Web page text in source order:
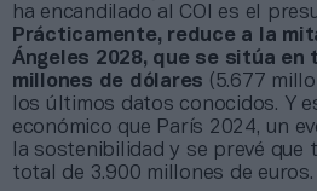
ha encandilado al COI es el
Prácticamente, reduce a la
Ángeles 2028, que se sitúa en
millones de dólares (5.677
los últimos datos conocidos. Y
económico que París 2024, un
la sostenibilidad y se prevé que
total de 3.900 millones de euros.